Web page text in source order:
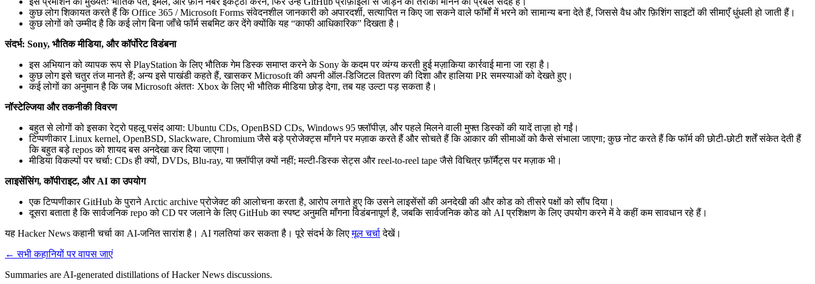
कुछ लोग शिकायत करते हैं कि Office 365 / Microsoft Forms संवेदनशील जानकारी को अपारदर्शी, सत्यापित न किए जा सकने वाले फॉर्मों में भरने को सामान्य बना देते हैं, जिससे वैध और फ़िशिंग साइटों की सीमाएँ धुंधली हो जाती हैं।
कुछ लोगों को उम्मीद है कि कई लोग बिना जाँचे फॉर्म सबमिट कर देंगे क्योंकि यह “काफी आधिकारिक” दिखता है।
संदर्भ: Sony, भौतिक मीडिया, और कॉर्पोरेट विडंबना
इस अभियान को व्यापक रूप से PlayStation के लिए भौतिक गेम डिस्क समाप्त करने के Sony के कदम पर व्यंग्य करती हुई मज़ाकिया कार्रवाई माना जा रहा है।
कुछ लोग इसे चतुर तंज मानते हैं; अन्य इसे पाखंडी कहते हैं, खासकर Microsoft की अपनी ऑल-डिजिटल वितरण की दिशा और हालिया PR समस्याओं को देखते हुए।
कई लोगों का अनुमान है कि जब Microsoft अंततः Xbox के लिए भी भौतिक मीडिया छोड़ देगा, तब यह उल्टा पड़ सकता है।
नॉस्टेल्जिया और तकनीकी विवरण
बहुत से लोगों को इसका रेट्रो पहलू पसंद आया: Ubuntu CDs, OpenBSD CDs, Windows 95 फ़्लॉपीज़, और पहले मिलने वाली मुफ्त डिस्कों की यादें ताज़ा हो गईं।
टिप्पणीकार Linux kernel, OpenBSD, Slackware, Chromium जैसे बड़े प्रोजेक्ट्स माँगने पर मज़ाक करते हैं और सोचते हैं कि आकार की सीमाओं को कैसे संभाला जाएगा; कुछ नोट करते हैं कि फॉर्म की छोटी-छोटी शर्तें संकेत देती हैं
कि बहुत बड़े repos को शायद बस अनदेखा कर दिया जाएगा।
मीडिया विकल्पों पर चर्चा: CDs ही क्यों, DVDs, Blu-ray, या फ़्लॉपीज़ क्यों नहीं; मल्टी-डिस्क सेट्स और reel-to-reel tape जैसे विचित्र फ़ॉर्मैट्स पर मज़ाक भी।
लाइसेंसिंग, कॉपीराइट, और AI का उपयोग
एक टिप्पणीकार GitHub के पुराने Arctic archive प्रोजेक्ट की आलोचना करता है, आरोप लगाते हुए कि उसने लाइसेंसों की अनदेखी की और कोड को तीसरे पक्षों को सौंप दिया।
दूसरा बताता है कि सार्वजनिक repo को CD पर जलाने के लिए GitHub का स्पष्ट अनुमति माँगना विडंबनापूर्ण है, जबकि सार्वजनिक कोड को AI प्रशिक्षण के लिए उपयोग करने में वे कहीं कम सावधान रहे हैं।
यह Hacker News कहानी चर्चा का AI-जनित सारांश है। AI गलतियां कर सकता है। पूरे संदर्भ के लिएमूल चर्चादेखें।
← सभी कहानियों पर वापस जाएं
Summaries are AI-generated distillations of Hacker News discussions.